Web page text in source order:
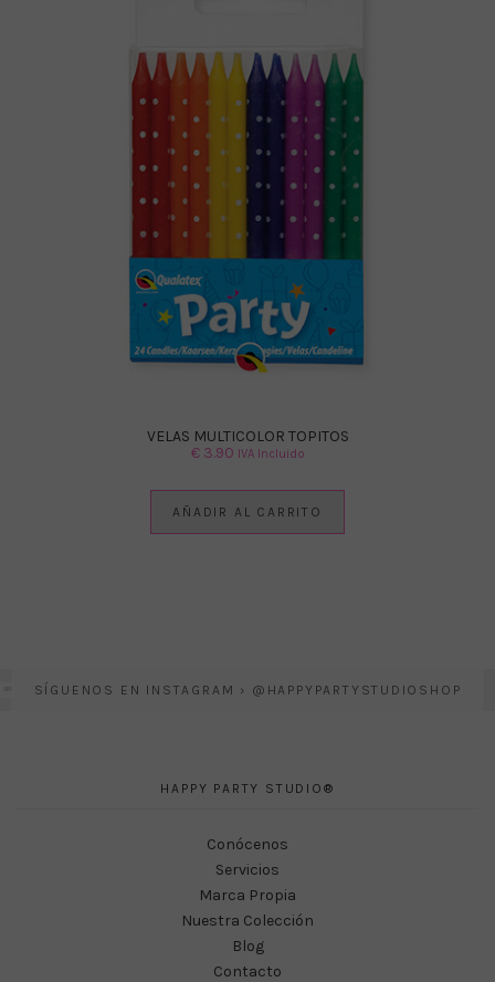
VELAS MULTICOLOR TOPITOS
€3.90 IVA Incluido
AÑADIR AL CARRITO
SÍGUENOS EN INSTAGRAM › @HAPPYPARTYSTUDIOSHOP
HAPPY PARTY STUDIO®
Conócenos
Servicios
Marca Propia
Nuestra Colección
Blog
Contacto